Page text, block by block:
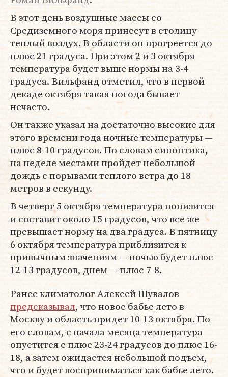
В этот день воздушные массы со
Средиземного моря принесут в столицу
теплый воздух. В области он прогреется до
плюс 21 градуса. При этом 2 и 3 октября
температура будет выше нормы на 3-4
градуса. Вильфанд отметил, что в первой
декаде октября такая погода бывает
нечасто.
Он также указал на достаточно высокие для
этого времени года ночные температуры —
плюс 8-10 градусов. По словам синоптика,
на неделе местами пройдет небольшой
дождь с порывами теплого ветра до 18
метров в секунду.
В четверг 5 октября температура понизится
и составит около 15 градусов, что все же
превышает норму на два градуса. В пятницу
6 октября температура приблизится к
привычным значениям — ночью будет плюс
12-13 градусов, днем — плюс 7-8.
Ранее климатолог Алексей Шувалов
предсказывал, что новое бабье лето в
Москву и область придет 10-13 октября. По
его словам, с начала месяца температура
опустится с плюс 23-24 градусов до плюс 16-
18, а затем ожидается небольшой подъем,
что и будет восприниматься как бабье лето.